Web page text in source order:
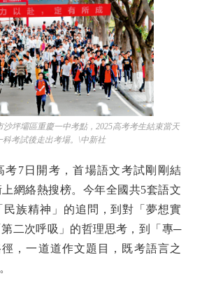
坪壩區重慶一中考點，2025高考考生結束當天
科考試後走出考場。\中新社
7日開考，首場語文考試剛剛結
網絡熱搜榜。今年全國共5套語文
民族精神」的追問，到對「夢想實
二次呼吸」的哲理思考，到「專─
，一道道作文題目，既考語言之